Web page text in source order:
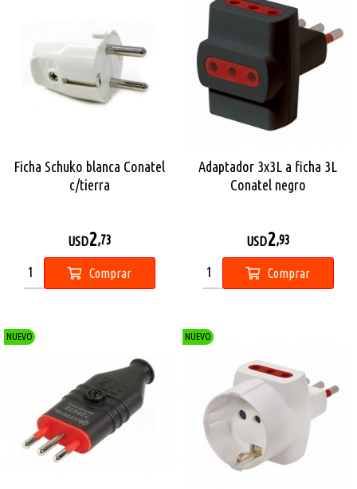
Ficha Schuko blanca Conatel
c/tierra
USD2,73
Comprar
Adaptador 3x3L a ficha 3L
Conatel negro
USD2,93
Comprar
NUEVO NUEVO